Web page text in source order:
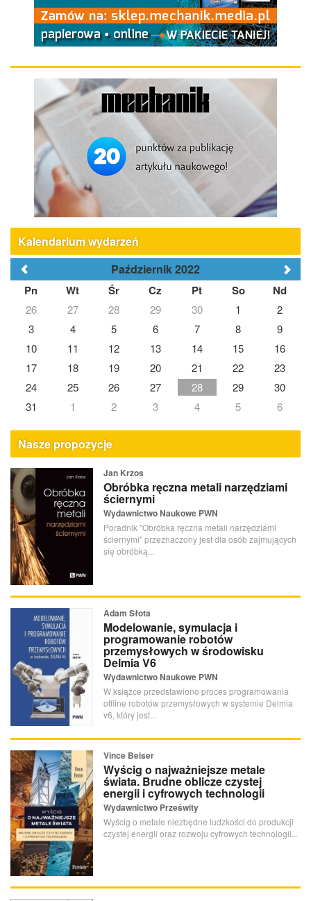
Kalendarium wydarzeń
Październik 2022
Pn Wt Śr Cz Pt So Nd
26 27 28 29 30 1
2
3
4 5 6 7 8
9
10
11 12 13 14 15
16
17
18 19 20 21 22
23
24
25 26 27 28 29
30
31
1 2 3 4 5 6
Nasze propozycje
Jan Krzos
Obróbka ręczna metali narzędziami
ściernymi
Wydawnictwo Naukowe PWN
Poradnik "Obróbka ręczna metali narzędziami
ściernymi" przeznaczony jest dla osób zajmujących
się obróbką...
Adam Słota
Modelowanie, symulacja i
programowanie robotów
przemysłowych w środowisku
Delmia V6
Wydawnictwo Naukowe PWN
W książce przedstawiono proces programowania
offline robotów przemysłowych w systemie Delmia
v6, który jest...
Vince Beiser
Wyścig o najważniejsze metale
świata. Brudne oblicze czystej
energii i cyfrowych technologii
Wydawnictwo Prześwity
Wyścig o metale niezbędne ludzkości do produkcji
czystej energii oraz rozwoju cyfrowych technologii...